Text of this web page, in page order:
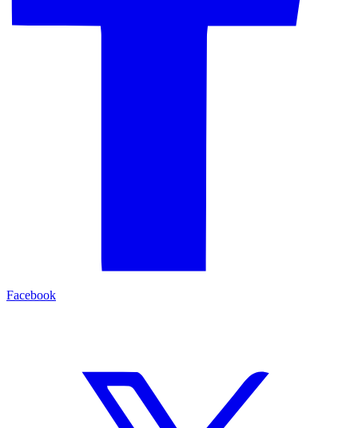
Facebook